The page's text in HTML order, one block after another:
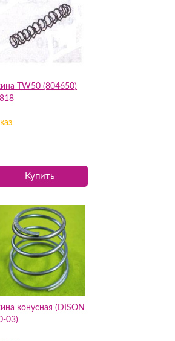
TW50 (804650)
Купить
конусная (DISON
03)